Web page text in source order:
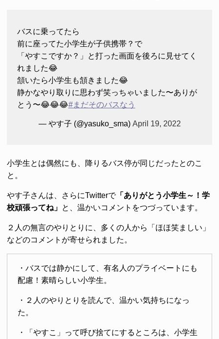
バスに乗ってたら
前に座ってた小学生が子供携帯？で
「やすこですか？」と打った画面を後ろに見せてく
れました😂
頷いたら小学生も頷きました😂
静かなやり取りに思わず笑っちゃいました〜ありが
とう〜😂😂😂#まだそのバスなう
— やす子 (@yasuko_sma) April 19, 2022
小学生とは偶然にも、降りるバス停が同じだったとのこ
と。
やす子さんは、さらにTwitterで「ありがとう小学生～！学
校頑張ってね」 と、温かいコメントをつづっています。
２人の無言のやりとりに、多くの人から「ほほ笑ましい」
などのコメントが寄せられました。
・バスでは静かにして、有名人のプライベートにも
配慮！素晴らしい小学生。
・２人のやりとりを読んで、温かい気持ちになっ
た。
・「やすこ」って呼び捨てにするところは、小学生